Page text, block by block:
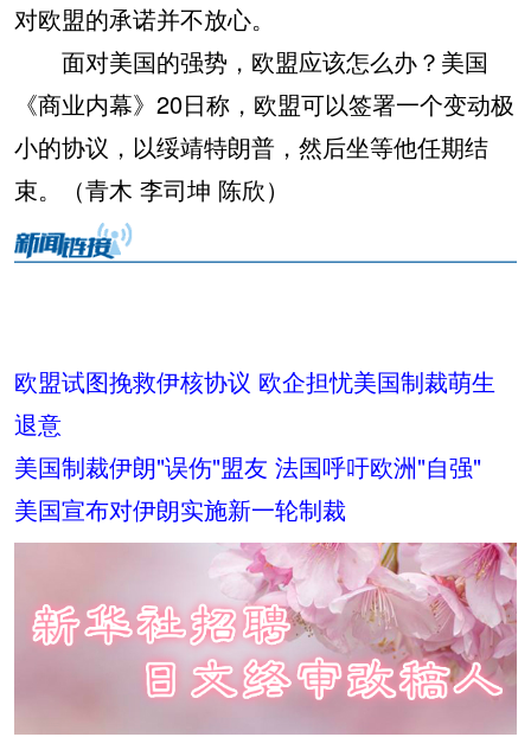
对欧盟的承诺并不放心。
面对美国的强势，欧盟应该怎么办？美国
《商业内幕》20日称，欧盟可以签署一个变动极
小的协议，以绥靖特朗普，然后坐等他任期结
束。（青木 李司坤 陈欣）
欧盟试图挽救伊核协议 欧企担忧美国制裁萌生
退意
美国制裁伊朗"误伤"盟友 法国呼吁欧洲"自强"
美国宣布对伊朗实施新一轮制裁